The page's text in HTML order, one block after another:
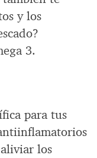
y los
3.
para tus
los